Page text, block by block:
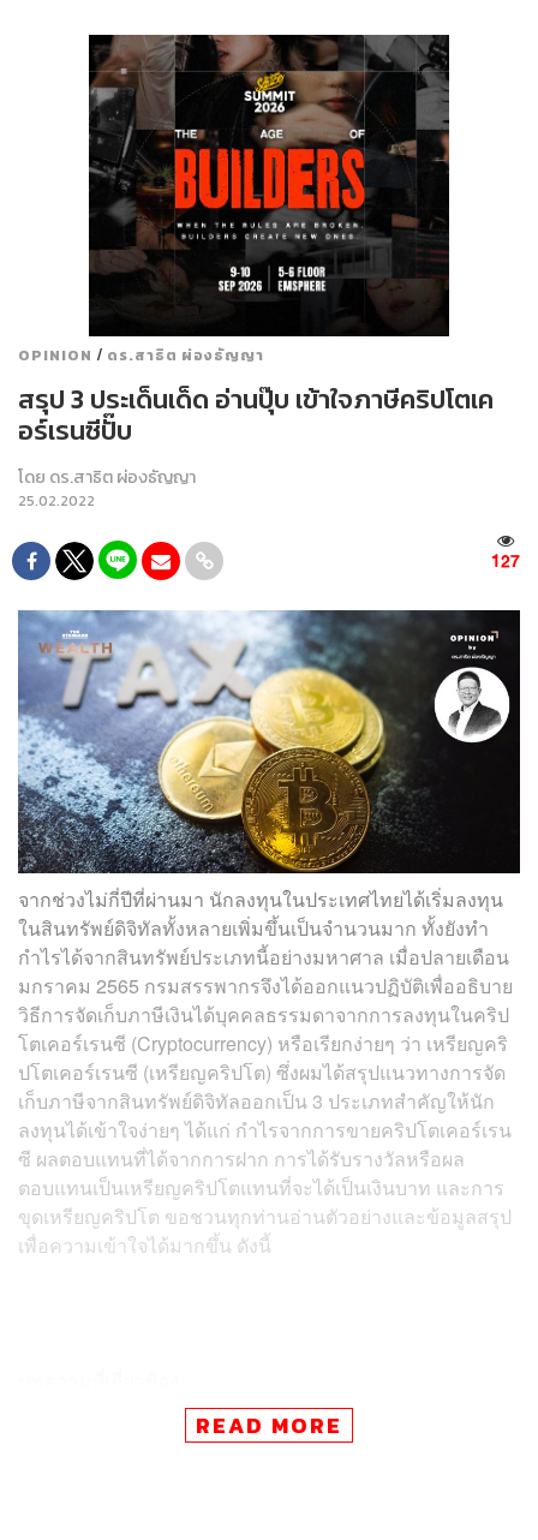
OPINION / ดร.สาธิต ผ่องธัญญา
สรุป 3 ประเด็นเด็ด อ่านปุ๊บ เข้าใจภาษีคริปโตเค
อร์เรนซีปั๊บ
โดย ดร.สาธิต ผ่องธัญญา
25.02.2022
127
จากช่วงไม่กี่ปีที่ผ่านมา นักลงทุนในประเทศไทยได้เริ่มลงทุน
ในสินทรัพย์ดิจิทัลทั้งหลายเพิ่มขึ้นเป็นจำนวนมาก ทั้งยังทำ
กำไรได้จากสินทรัพย์ประเภทนี้อย่างมหาศาล เมื่อปลายเดือน
มกราคม 2565 กรมสรรพากรจึงได้ออกแนวปฏิบัติเพื่ออธิบาย
วิธีการจัดเก็บภาษีเงินได้บุคคลธรรมดาจากการลงทุนในคริป
โตเคอร์เรนซี (Cryptocurrency) หรือเรียกง่ายๆ ว่า เหรียญคริ
ปโตเคอร์เรนซี (เหรียญคริปโต) ซึ่งผมได้สรุปแนวทางการจัด
เก็บภาษีจากสินทรัพย์ดิจิทัลออกเป็น 3 ประเภทสำคัญให้นัก
ลงทุนได้เข้าใจง่ายๆ ได้แก่ กำไรจากการขายคริปโตเคอร์เรน
ซี ผลตอบแทนที่ได้จากการฝาก การได้รับรางวัลหรือผล
ตอบแทนเป็นเหรียญคริปโตแทนที่จะได้เป็นเงินบาท และการ
ขุดเหรียญคริปโต ขอชวนทุกท่านอ่านตัวอย่างและข้อมูลสรุป
เพื่อความเข้าใจได้มากขึ้น ดังนี้
ข้อสรุปเก็บ ภาษีคริปโต ในมุมมองผู้ประกอบการ
อ่านกันด่วน! สรรพากรคลอดแล้ว คู่มือคำนวณ ภาษีคริ
READ MORE